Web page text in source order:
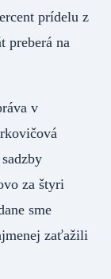
prídelu z
preberá na
v
za štyri
sme
zaťažili